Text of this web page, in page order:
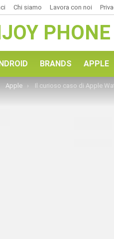
Chi siamo Lavora con noi
BRANDS APPLE
Apple Il curioso caso di Apple Watch,